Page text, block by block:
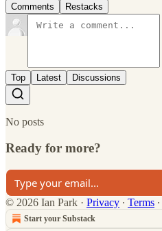
Comments Restacks
Top Latest Discussions
No posts
Ready for more?
© 2026 Ian Park · Privacy ∙ Terms ∙
Start your Substack